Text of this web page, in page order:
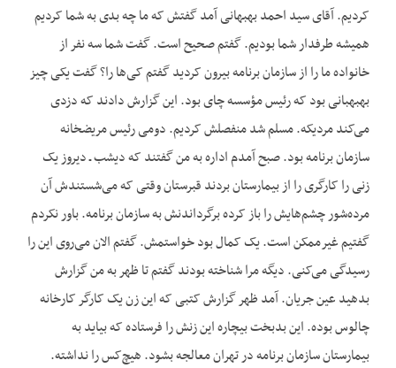
کردیم. آقای سید احمد بهبهانی آمد گفتش که ما چه بدی به شما کردیم
همیشه طرفدار شما بودیم. گفتم صحیح است. گفت شما سه نفر از
خانواده ما را از سازمان برنامه بیرون کردید گفتم کی‌ها را؟ گفت یکی چیز
بهبهبانی بود که رئیس مؤسسه چای بود. این گزارش دادند که دزدی
می‌کند مردیکه. مسلم شد منفصلش کردیم. دومی رئیس مریضخانه
سازمان برنامه بود. صبح آمدم اداره به من گفتند که دیشب ـ دیروز یک
زنی را کارگری را از بیمارستان بردند قبرستان وقتی که می‌شستندش آن
مرده‌شور چشم‌هایش را باز کرده برگرداندنش به سازمان برنامه. باور نکردم
گفتیم غیرممکن است. یک کمال بود خواستمش. گفتم الان می‌روی این را
رسیدگی می‌کنی. دیگه مرا شناخته بودند گفتم تا ظهر به من گزارش
بدهید عین جریان. آمد ظهر گزارش کتبی که این زن یک کارگر کارخانه
چالوس بوده. این بدبخت بیچاره این زنش را فرستاده که بیاید به
بیمارستان سازمان برنامه در تهران معالجه بشود. هیچ‌کس را نداشته.